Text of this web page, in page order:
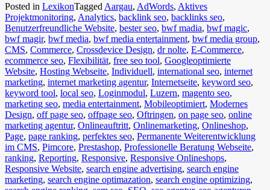
Posted in LexikonTagged Aargau, AdWords, Aktives
Projektmonitoring, Analytics, backlink seo, backlinks seo,
Benutzerfreundliche Website, bester seo, bwf madia, bwf magic,
bwf magir, bwf media, bwf media entertainment, bwf media group,
CMS, Commerce, Crossdevice Design, dr nolte, E-Commerce,
ecommerce seo, Flexibilität, free seo tool, Googleoptimierte
Website, Hosting Webseite, Individuell, international seo, internet
marketing, internet marketing agentur, Internetseite, keyword seo,
keyword tool, local seo, Loginmodul, Luzern, magento seo,
marketing seo, media entertainment, Mobileoptimiert, Modernes
Design, off page seo, offpage seo, Oftringen, on page seo, online
marketing agentur, Onlineauftritt, Onlinemarketing, Onlineshop,
Page, page ranking, perfektes seo, Permanente Weiterentwicklung
im CMS, Pimcore, Prestashop, Professionelle Beratung Webseite,
ranking, Reporting, Responsive, Responsive Onlineshops,
Responsive Website, search engine advertising, search engine
marketing, search engine optimazation, search engine optimizing,